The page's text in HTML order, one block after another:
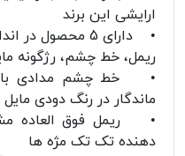
ارایشی این برند
• دارای 5
ریمل، خط چشم، رژگونه
• خط چشم مدادی با
ماندگار در رنگ دودی
• ریمل فوق العاده
دهنده تک تک مژه ها